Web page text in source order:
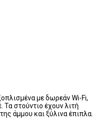
με δωρεάν Wi-Fi,
στούντιο έχουν λιτή
άμμου και ξύλινα έπιπλα.